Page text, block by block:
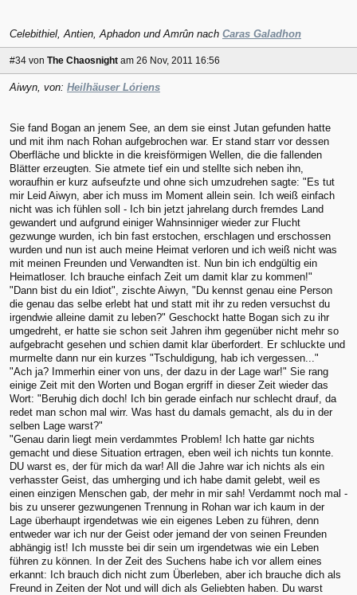
Celebithiel, Antien, Aphadon und Amrûn nach Caras Galadhon
#34 von The Chaosnight am 26 Nov, 2011 16:56
Aiwyn, von: Heilhäuser Lóriens
Sie fand Bogan an jenem See, an dem sie einst Jutan gefunden hatte
und mit ihm nach Rohan aufgebrochen war. Er stand starr vor dessen
Oberfläche und blickte in die kreisförmigen Wellen, die die fallenden
Blätter erzeugten. Sie atmete tief ein und stellte sich neben ihn,
woraufhin er kurz aufseufzte und ohne sich umzudrehen sagte: "Es tut
mir Leid Aiwyn, aber ich muss im Moment allein sein. Ich weiß einfach
nicht was ich fühlen soll - Ich bin jetzt jahrelang durch fremdes Land
gewandert und aufgrund einiger Wahnsinniger wieder zur Flucht
gezwunge wurden, ich bin fast erstochen, erschlagen und erschossen
wurden und nun ist auch meine Heimat verloren und ich weiß nicht was
mit meinen Freunden und Verwandten ist. Nun bin ich endgültig ein
Heimatloser. Ich brauche einfach Zeit um damit klar zu kommen!"
"Dann bist du ein Idiot", zischte Aiwyn, "Du kennst genau eine Person
die genau das selbe erlebt hat und statt mit ihr zu reden versuchst du
irgendwie alleine damit zu leben?" Geschockt hatte Bogan sich zu ihr
umgedreht, er hatte sie schon seit Jahren ihm gegenüber nicht mehr so
aufgebracht gesehen und schien damit klar überfordert. Er schluckte und
murmelte dann nur ein kurzes "Tschuldigung, hab ich vergessen..."
"Ach ja? Immerhin einer von uns, der dazu in der Lage war!" Sie rang
einige Zeit mit den Worten und Bogan ergriff in dieser Zeit wieder das
Wort: "Beruhig dich doch! Ich bin gerade einfach nur schlecht drauf, da
redet man schon mal wirr. Was hast du damals gemacht, als du in der
selben Lage warst?"
"Genau darin liegt mein verdammtes Problem! Ich hatte gar nichts
gemacht und diese Situation ertragen, eben weil ich nichts tun konnte.
DU warst es, der für mich da war! All die Jahre war ich nichts als ein
verhasster Geist, das umherging und ich habe damit gelebt, weil es
einen einzigen Menschen gab, der mehr in mir sah! Verdammt noch mal -
bis zu unserer gezwungenen Trennung in Rohan war ich kaum in der
Lage überhaupt irgendetwas wie ein eigenes Leben zu führen, denn
entweder war ich nur der Geist oder jemand der von seinen Freunden
abhängig ist! Ich musste bei dir sein um irgendetwas wie ein Leben
führen zu können. In der Zeit des Suchens habe ich vor allem eines
erkannt: Ich brauch dich nicht zum Überleben, aber ich brauche dich als
Freund in Zeiten der Not und will dich als Geliebten haben. Du warst